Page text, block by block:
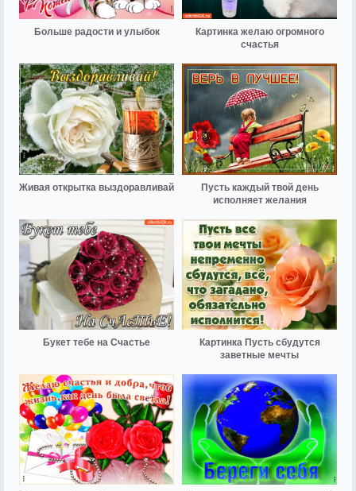
Больше радости и улыбок
Картинка желаю огромного
счастья
Живая открытка выздоравливай
Пусть каждый твой день
исполняет желания
Букет тебе на Счастье
Картинка Пусть сбудутся
заветные мечты